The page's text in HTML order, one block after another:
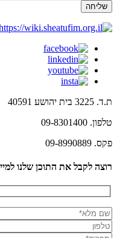
ת.ד. 3225 בית יהושע 40591
טלפון. 09-8301400
פקס. 09-8990889
רוצה לקבל את התוכן שלנו